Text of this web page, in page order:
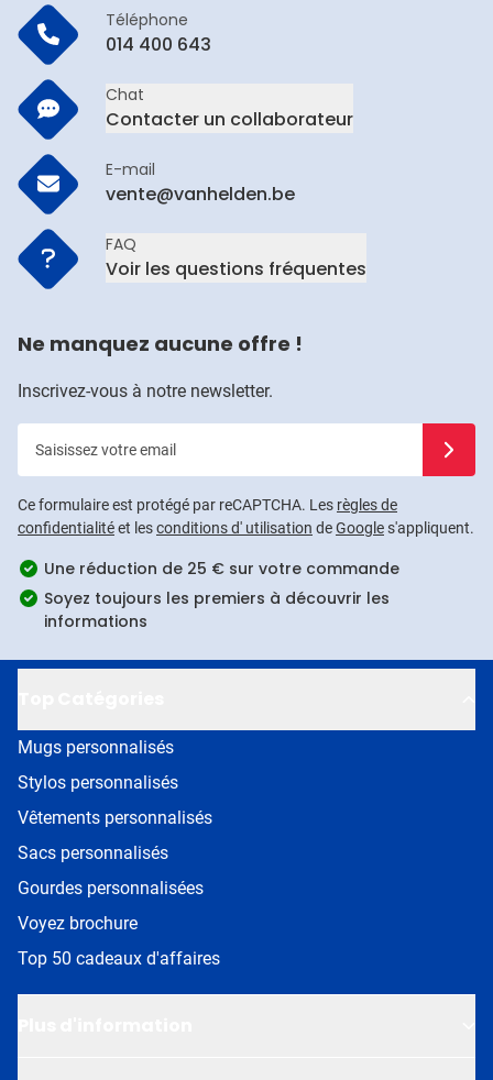
Téléphone
014 400 643
Chat
Contacter un collaborateur
E-mail
vente@vanhelden.be
FAQ
Voir les questions fréquentes
Ne manquez aucune offre !
Inscrivez-vous à notre newsletter.
Ce formulaire est protégé par reCAPTCHA. Les règles de
confidentialitéet lesconditions d' utilisation deGoogles'appliquent.
Une réduction de 25 € sur votre commande
Soyez toujours les premiers à découvrir les
informations
Mugs personnalisés
Stylos personnalisés
Vêtements personnalisés
Sacs personnalisés
Gourdes personnalisées
Voyez brochure
Top 50 cadeaux d'affaires